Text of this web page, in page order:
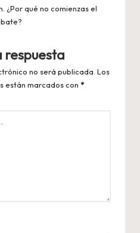
¿Por qué no comienzas el
respuesta
no será publicada. Los
están marcados con *